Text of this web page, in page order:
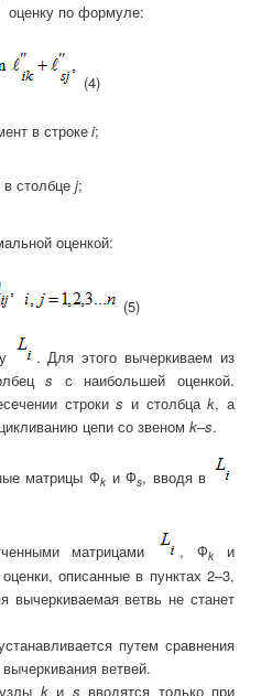
оценку по формуле:
(4)
в строкеi;
в столбцеj;
оценкой:
(5)
. Для этого вычеркиваем из
s с наибольшей оценкой.
строкиs и столбцаk, а
цепи со звеномk–s.
матрицы Фk и Фs, вводя в
матрицами , Фk
и
описанные в пунктах 2–3,
вычеркиваемая ветвь не станет
путем сравнения
ветвей.
kи s вводятся только при